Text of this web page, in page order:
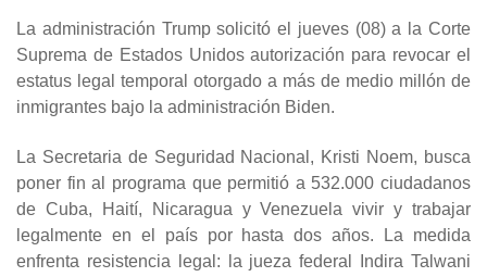
La administración Trump solicitó el jueves (08) a la Corte
Suprema de Estados Unidos autorización para revocar el
estatus legal temporal otorgado a más de medio millón de
inmigrantes bajo la administración Biden.
La Secretaria de Seguridad Nacional, Kristi Noem, busca
poner fin al programa que permitió a 532.000 ciudadanos
de Cuba, Haití, Nicaragua y Venezuela vivir y trabajar
legalmente en el país por hasta dos años. La medida
enfrenta resistencia legal: la jueza federal Indira Talwani